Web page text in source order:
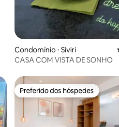
Condomínio ⋅ Siviri
CASA COM VISTA DE SONHO
Preferido dos hóspedes
Preferido dos hóspedes